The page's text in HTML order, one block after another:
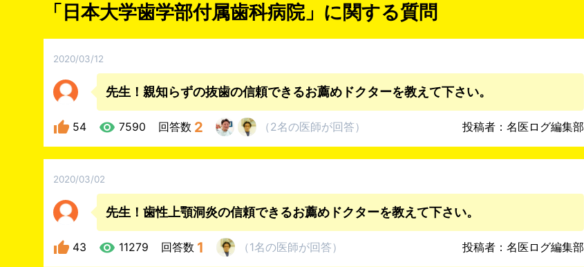
「日本大学歯学部付属歯科病院」に関する質問
2020/03/12
先生！親知らずの抜歯の信頼できるお薦めドクターを教えて下さい。
投稿者：名医ログ編集部
54 7590 回答数 2 （2名の医師が回答）
2020/03/02
先生！歯性上顎洞炎の信頼できるお薦めドクターを教えて下さい。
投稿者：名医ログ編集部
43 11279 回答数 1 （1名の医師が回答）